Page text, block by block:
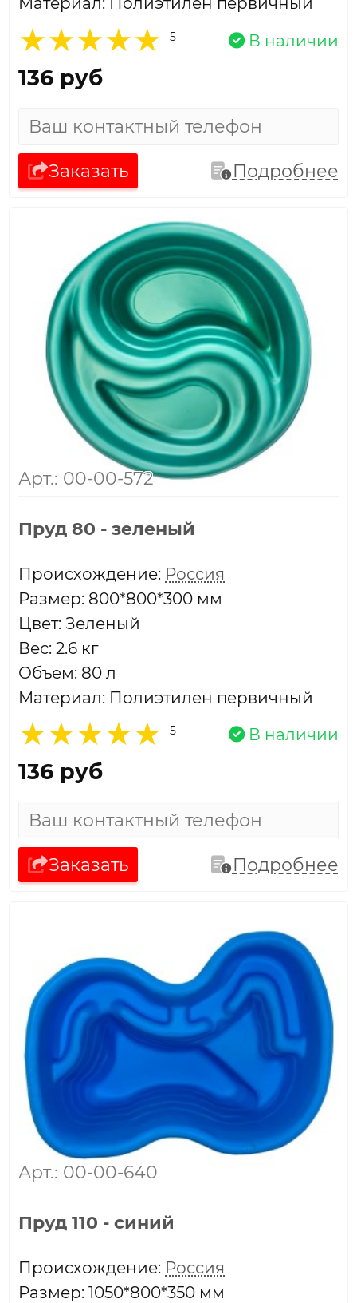
5 В наличии
136 руб
Заказать Подробнее
Арт.: 00-00-572
Пруд 80 - зеленый
Проиcхождение: Россия
Размер: 800*800*300 мм
Цвет: Зеленый
Вес: 2.6 кг
Объем: 80 л
Материал: Полиэтилен первичный
5 В наличии
136 руб
Заказать Подробнее
Арт.: 00-00-640
Пруд 110 - синий
Проиcхождение: Россия
Размер: 1050*800*350 мм